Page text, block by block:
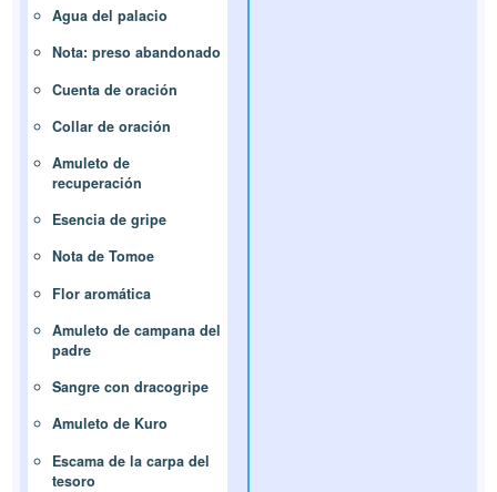
Agua del palacio
Nota: preso abandonado
Cuenta de oración
Collar de oración
Amuleto de
recuperación
Esencia de gripe
Nota de Tomoe
Flor aromática
Amuleto de campana del
padre
Sangre con dracogripe
Amuleto de Kuro
Escama de la carpa del
tesoro